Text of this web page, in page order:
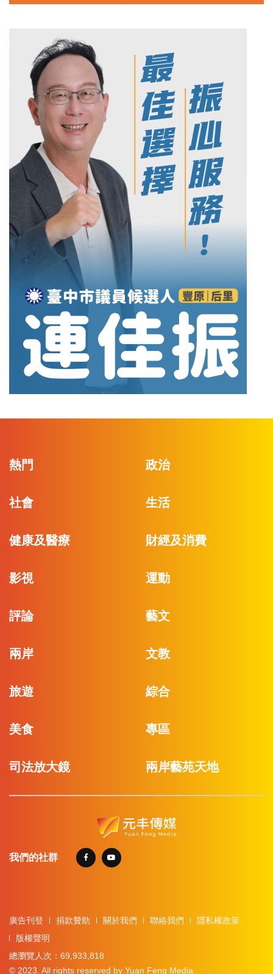
熱門 政治
社會 生活
健康及醫療 財經及消費
影視 運動
評論 藝文
兩岸 文教
旅遊 綜合
美食 專區
司法放大鏡 兩岸藝苑天地
我們的社群
廣告刊登 捐款贊助 關於我們 聯絡我們
隱私權政策
版權聲明
總瀏覽人次：69,933,818
© 2023. All rights reserved by Yuan Feng Media.